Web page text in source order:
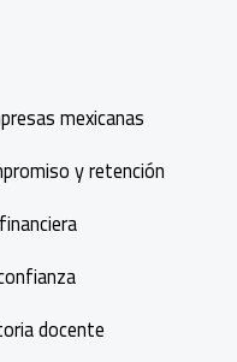
mexicanas
y retención
docente